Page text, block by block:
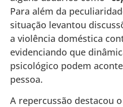
Para além da
situação levantou
a violência doméstica
evidenciando que
psicológico podem
pessoa.
A repercussão destacou